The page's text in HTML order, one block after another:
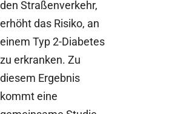
den Straßenverkehr,
erhöht das Risiko, an
einem Typ 2-Diabetes
zu erkranken. Zu
diesem Ergebnis
kommt eine